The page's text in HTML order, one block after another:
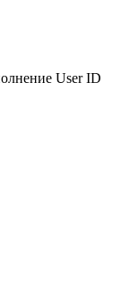
User ID